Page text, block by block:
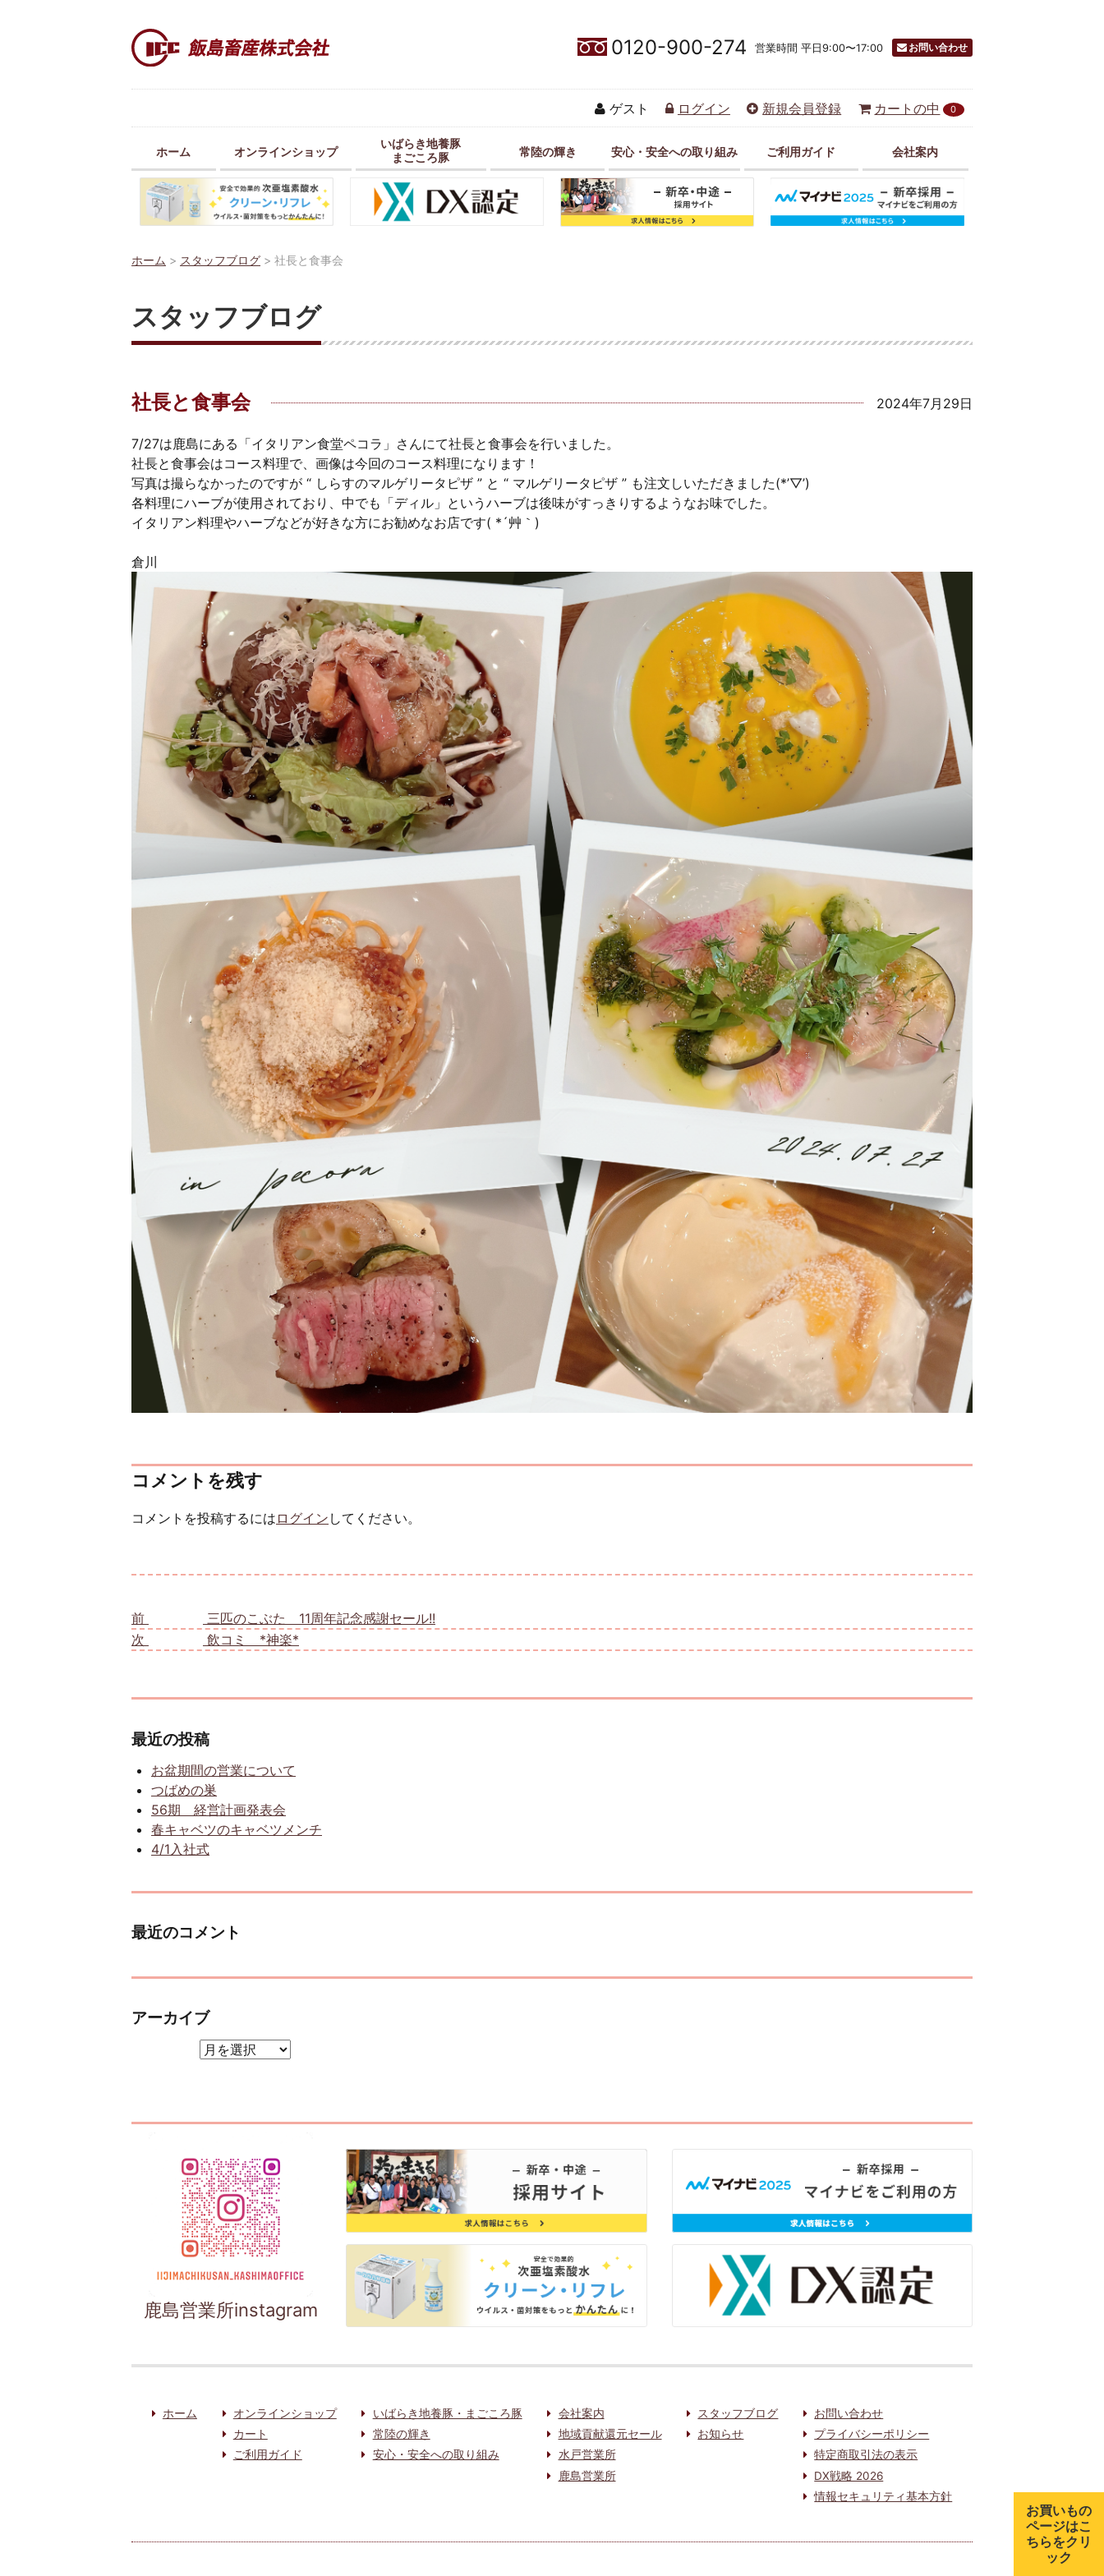
0120-900-274 営業時間 平日9:00〜17:00 お問い合わせ
ゲスト ログイン 新規会員登録 カートの中 0
ホーム オンラインショップ
いばらき地養豚
まごころ豚
常陸の輝き 安心・安全への取り組み ご利用ガイド 会社案内
ホーム > スタッフブログ > 社長と食事会
スタッフブログ
社長と食事会 2024年7月29日
7/27は鹿島にある「イタリアン食堂ペコラ」さんにて社長と食事会を行いました。
社長と食事会はコース料理で、画像は今回のコース料理になります！
写真は撮らなかったのですが “ しらすのマルゲリータピザ ” と “ マルゲリータピザ ” も注文しいただきました(*’▽’)
各料理にハーブが使用されており、中でも「ディル」というハーブは後味がすっきりするようなお味でした。
イタリアン料理やハーブなどが好きな方にお勧めなお店です( *´艸｀)
倉川
コメントを残す
コメントを投稿するには ログイン してください。
前
三匹のこぶた 11周年記念感謝セール!!
次
飲コミ *神楽*
最近の投稿
お盆期間の営業について
つばめの巣
56期 経営計画発表会
春キャベツのキャベツメンチ
4/1入社式
最近のコメント
アーカイブ
鹿島営業所instagram
ホーム
オンラインショップ
カート
ご利用ガイド
いばらき地養豚・まごころ豚
常陸の輝き
安心・安全への取り組み
会社案内
地域貢献還元セール
水戸営業所
鹿島営業所
スタッフブログ
お知らせ
お問い合わせ
プライバシーポリシー
特定商取引法の表示
DX戦略 2026
情報セキュリティ基本方針
お買いもの
ページはこ
ちらをクリ
ック